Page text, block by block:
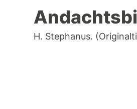
H. Stephanus.